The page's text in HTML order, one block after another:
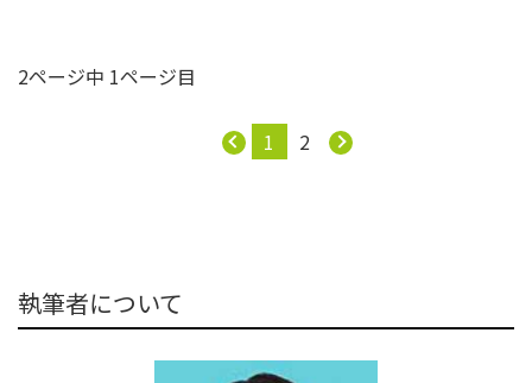
2ページ中 1ページ目
1 2
執筆者について